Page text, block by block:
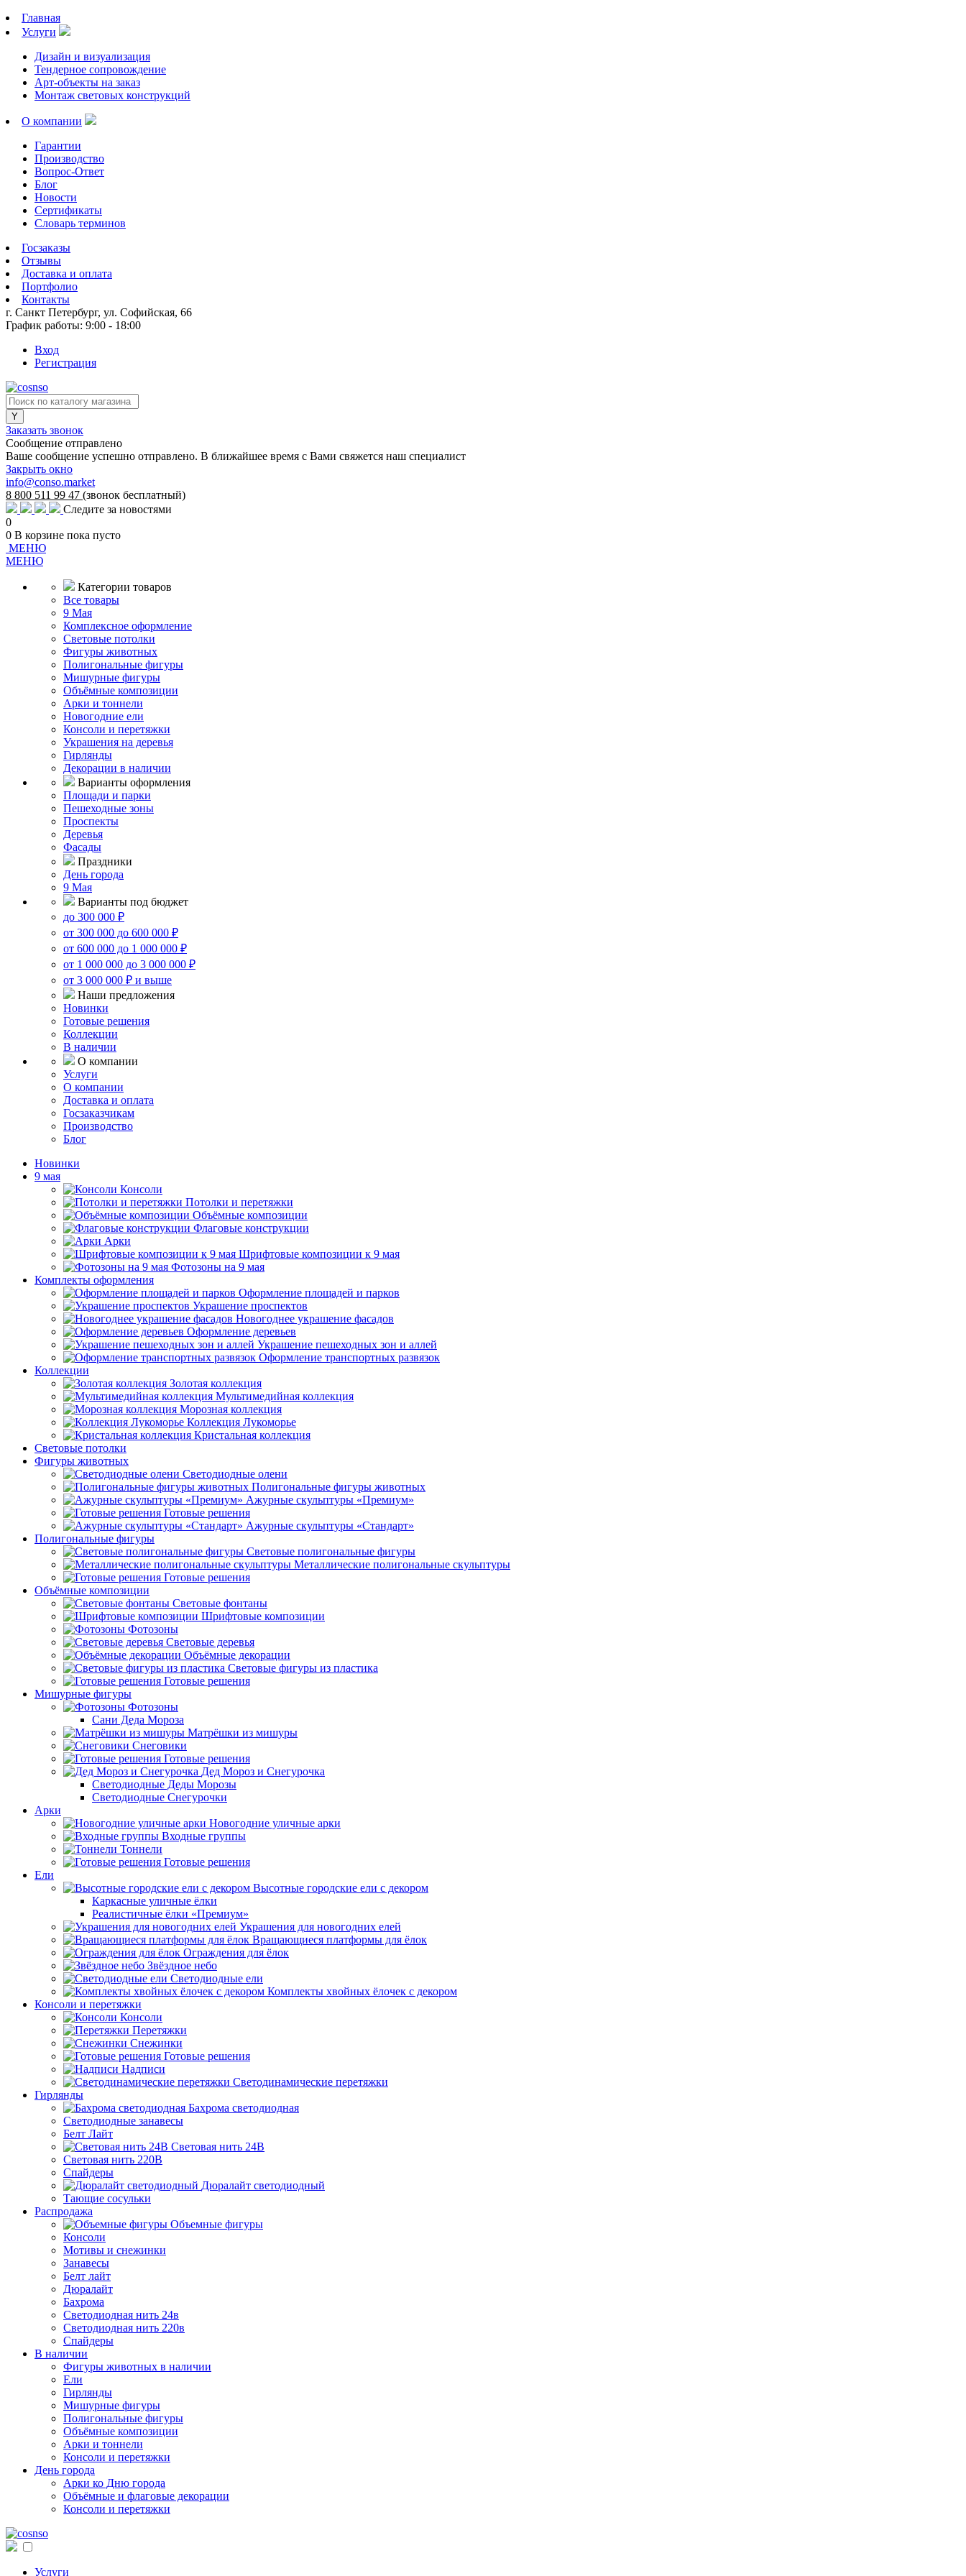
Главная
Услуги
Дизайн и визуализация
Тендерное сопровождение
Арт-объекты на заказ
Монтаж световых конструкций
О компании
Гарантии
Производство
Вопрос-Ответ
Блог
Новости
Сертификаты
Словарь терминов
Госзаказы
Отзывы
Доставка и оплата
Портфолио
Контакты
г. Санкт Петербург, ул. Софийская, 66
График работы: 9:00 - 18:00
Вход
Регистрация
Заказать звонок
Сообщение отправлено
Ваше сообщение успешно отправлено. В ближайшее время с Вами свяжется наш специалист
Закрыть окно
info@conso.market
8 800 511 99 47 (звонок бесплатный)
Следите за новостями
0
0 В корзине пока пусто
МЕНЮ
МЕНЮ
Категории товаров
Все товары
9 Мая
Комплексное оформление
Световые потолки
Фигуры животных
Полигональные фигуры
Мишурные фигуры
Объёмные композиции
Арки и тоннели
Новогодние ели
Консоли и перетяжки
Украшения на деревья
Гирлянды
Декорации в наличии
Варианты оформления
Площади и парки
Пешеходные зоны
Проспекты
Деревья
Фасады
Праздники
День города
9 Мая
Варианты под бюджет
до 300 000 ₽
от 300 000 до 600 000 ₽
от 600 000 до 1 000 000 ₽
от 1 000 000 до 3 000 000 ₽
от 3 000 000 ₽ и выше
Наши предложения
Новинки
Готовые решения
Коллекции
В наличии
О компании
Услуги
О компании
Доставка и оплата
Госзаказчикам
Производство
Блог
Новинки
9 мая
Консоли
Потолки и перетяжки
Объёмные композиции
Флаговые конструкции
Арки
Шрифтовые композиции к 9 мая
Фотозоны на 9 мая
Комплекты оформления
Оформление площадей и парков
Украшение проспектов
Новогоднее украшение фасадов
Оформление деревьев
Украшение пешеходных зон и аллей
Оформление транспортных развязок
Коллекции
Золотая коллекция
Мультимедийная коллекция
Морозная коллекция
Коллекция Лукоморье
Кристальная коллекция
Световые потолки
Фигуры животных
Светодиодные олени
Полигональные фигуры животных
Ажурные скульптуры «Премиум»
Готовые решения
Ажурные скульптуры «Стандарт»
Полигональные фигуры
Световые полигональные фигуры
Металлические полигональные скульптуры
Готовые решения
Объёмные композиции
Световые фонтаны
Шрифтовые композиции
Фотозоны
Световые деревья
Объёмные декорации
Световые фигуры из пластика
Готовые решения
Мишурные фигуры
Фотозоны
Сани Деда Мороза
Матрёшки из мишуры
Снеговики
Готовые решения
Дед Мороз и Снегурочка
Светодиодные Деды Морозы
Светодиодные Снегурочки
Арки
Новогодние уличные арки
Входные группы
Тоннели
Готовые решения
Ели
Высотные городские ели с декором
Каркасные уличные ёлки
Реалистичные ёлки «Премиум»
Украшения для новогодних елей
Вращающиеся платформы для ёлок
Ограждения для ёлок
Звёздное небо
Светодиодные ели
Комплекты хвойных ёлочек с декором
Консоли и перетяжки
Консоли
Перетяжки
Снежинки
Готовые решения
Надписи
Светодинамические перетяжки
Гирлянды
Бахрома светодиодная
Светодиодные занавесы
Белт Лайт
Световая нить 24В
Световая нить 220В
Спайдеры
Дюралайт светодиодный
Тающие сосульки
Распродажа
Объемные фигуры
Консоли
Мотивы и снежинки
Занавесы
Белт лайт
Дюралайт
Бахрома
Светодиодная нить 24в
Светодиодная нить 220в
Спайдеры
В наличии
Фигуры животных в наличии
Ели
Гирлянды
Мишурные фигуры
Полигональные фигуры
Объёмные композиции
Арки и тоннели
Консоли и перетяжки
День города
Арки ко Дню города
Объёмные и флаговые декорации
Консоли и перетяжки
Услуги